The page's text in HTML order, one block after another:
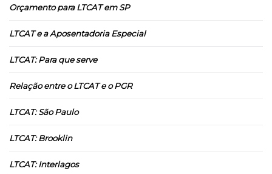
Orçamento para LTCAT em SP
LTCAT e a Aposentadoria Especial
LTCAT: Para que serve
Relação entre o LTCAT e o PGR
LTCAT: São Paulo
LTCAT: Brooklin
LTCAT: Interlagos